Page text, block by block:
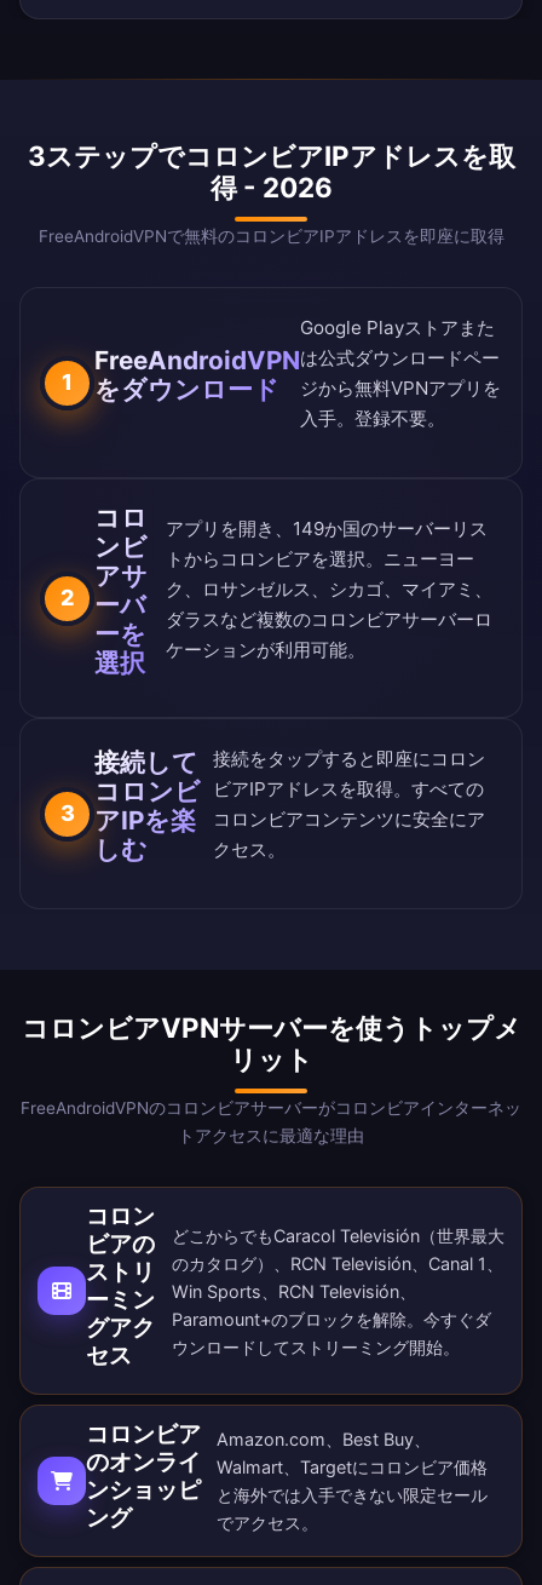
3ステップでコロンビアIPアドレスを取
得 - 2026
FreeAndroidVPNで無料のコロンビアIPアドレスを即座に取得
1
FreeAndroidVPN
をダウンロード
Google Playストア また
は公式ダウンロードペー
ジから無料VPNアプリを
入手。登録不要。
2
コロ
ンビ
アサ
ーバ
ーを
選択
アプリを開き、 149か国のサーバーリス
トからコロンビアを選択。ニューヨー
ク、ロサンゼルス、シカゴ、マイアミ、
ダラスなど複数のコロンビアサーバーロ
ケーションが利用可能。
3
接続して
コロンビ
アIPを楽
しむ
接続をタップすると即座にコロン
ビアIPアドレスを取得。すべての
コロンビアコンテンツに安全にア
クセス。
コロンビアVPNサーバーを使うトップメ
リット
FreeAndroidVPNのコロンビアサーバーがコロンビアインターネッ
トアクセスに最適な理由
コロン
ビアの
ストリ
ーミン
グアク
セス
どこからでもCaracol Televisión（世界最大
のカタログ）、RCN Televisión、Canal 1、
Win Sports、RCN Televisión、
Paramount+のブロックを解除。 今すぐダ
ウンロード してストリーミング開始。
コロンビア
のオンライ
ンショッピ
ング
Amazon.com、Best Buy、
Walmart、Targetにコロンビア価格
と海外では入手できない限定セール
でアクセス。